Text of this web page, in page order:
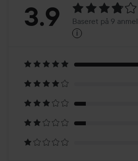
på
9
3.9 Baseret på 9
i